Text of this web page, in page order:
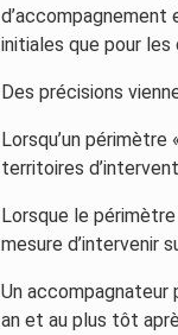
initiales que pour
Des précisions
Lorsqu’un
territoires
Lorsque le
mesure d’intervenir
Un accompagnateur
an et au plus tôt